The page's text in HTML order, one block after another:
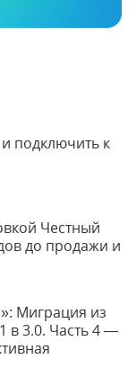
подключить к
Честный
до продажи и
Миграция из
в 3.0. Часть 4 —